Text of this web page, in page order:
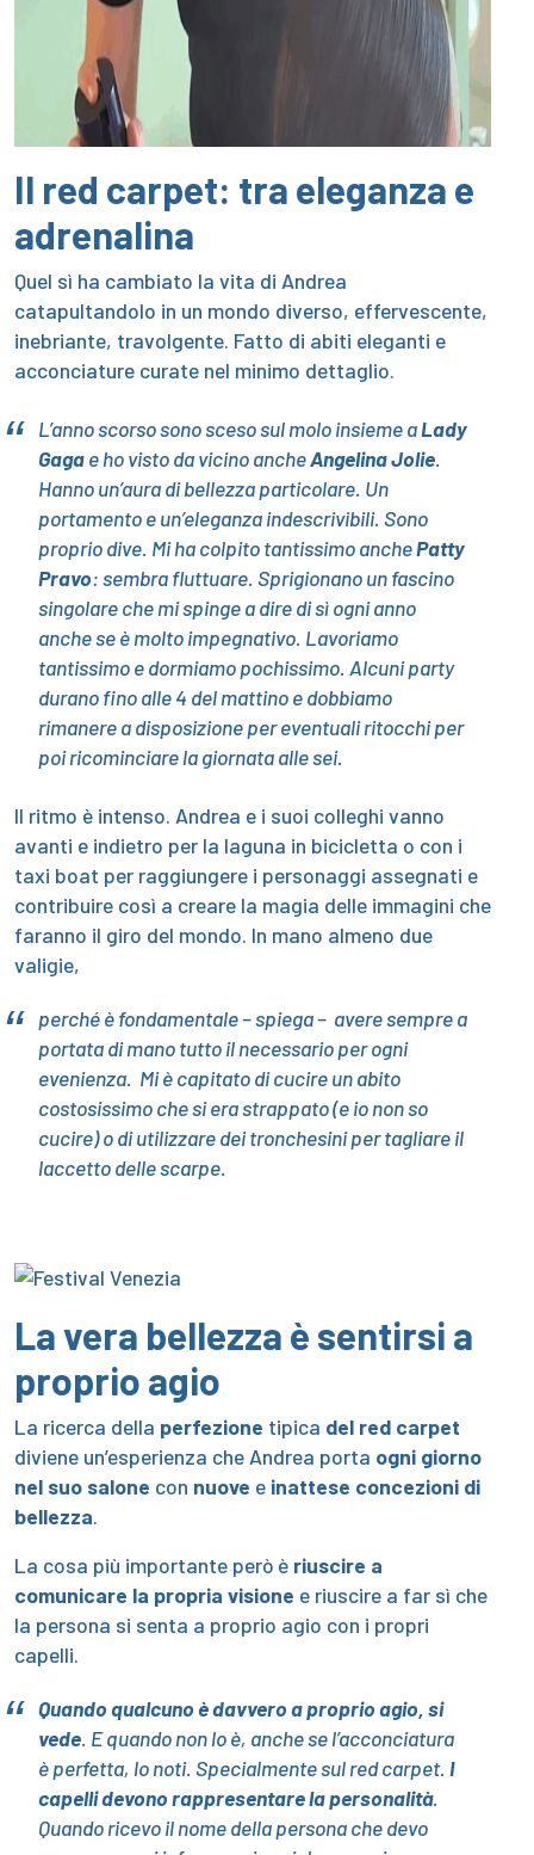
Il red carpet: tra eleganza e
adrenalina
Quel sì ha cambiato la vita di Andrea
catapultandolo in un mondo diverso, effervescente,
inebriante, travolgente. Fatto di abiti eleganti e
acconciature curate nel minimo dettaglio.
L’anno scorso sono sceso sul molo insieme aLady
Gagae ho visto da vicino ancheAngelina Jolie.
Hanno un’aura di bellezza particolare. Un
portamento e un’eleganza indescrivibili. Sono
proprio dive. Mi ha colpito tantissimo anchePatty
Pravo: sembra fluttuare. Sprigionano un fascino
singolare che mi spinge a dire di sì ogni anno
anche se è molto impegnativo. Lavoriamo
tantissimo e dormiamo pochissimo. Alcuni party
durano fino alle 4 del mattino e dobbiamo
rimanere a disposizione per eventuali ritocchi per
poi ricominciare la giornata alle sei.
Il ritmo è intenso. Andrea e i suoi colleghi vanno
avanti e indietro per la laguna in bicicletta o con i
taxi boat per raggiungere i personaggi assegnati e
contribuire così a creare la magia delle immagini che
faranno il giro del mondo. In mano almeno due
valigie,
perché è fondamentale – spiega – avere sempre a
portata di mano tutto il necessario per ogni
evenienza. Mi è capitato di cucire un abito
costosissimo che si era strappato (e io non so
cucire) o di utilizzare dei tronchesini per tagliare il
laccetto delle scarpe.
La vera bellezza è sentirsi a
proprio agio
La ricerca della perfezione tipica del red carpet
diviene un’esperienza che Andrea porta ogni giorno
nel suo salone con nuove e inattese concezioni di
bellezza.
La cosa più importante però è riuscire a
comunicare la propria visione e riuscire a far sì che
la persona si senta a proprio agio con i propri
capelli.
Quando qualcuno è davvero a proprio agio, si
vede. E quando non lo è, anche se l’acconciatura
è perfetta, lo noti. Specialmente sul red carpet. I
capelli devono rappresentare la personalità.
Quando ricevo il nome della persona che devo